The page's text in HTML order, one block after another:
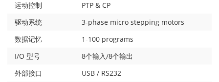
运动控制
PTP & CP
驱动系统
3-phase micro stepping motors
数据记忆
1-100 programs
I/O 型号
8个输入/8个输出
外部接口
USB / RS232